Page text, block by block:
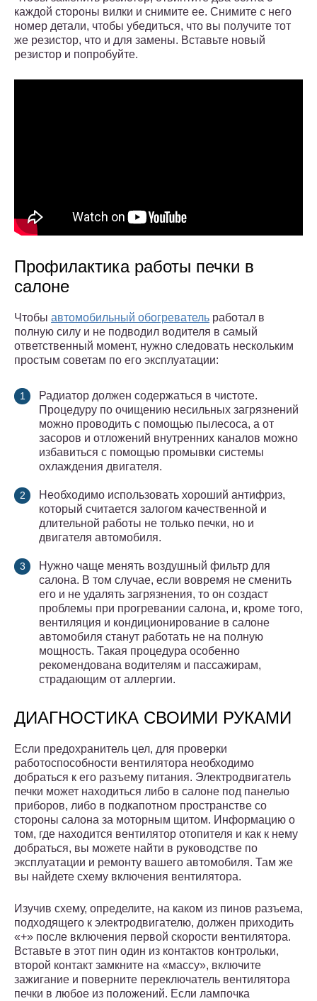
каждой стороны вилки и снимите ее. Снимите с него
номер детали, чтобы убедиться, что вы получите тот
же резистор, что и для замены. Вставьте новый
резистор и попробуйте.
Профилактика работы печки в
салоне
Чтобы автомобильный обогреватель работал в
полную силу и не подводил водителя в самый
ответственный момент, нужно следовать нескольким
простым советам по его эксплуатации:
Радиатор должен содержаться в чистоте.
Процедуру по очищению несильных загрязнений
можно проводить с помощью пылесоса, а от
засоров и отложений внутренних каналов можно
избавиться с помощью промывки системы
охлаждения двигателя.
Необходимо использовать хороший антифриз,
который считается залогом качественной и
длительной работы не только печки, но и
двигателя автомобиля.
Нужно чаще менять воздушный фильтр для
салона. В том случае, если вовремя не сменить
его и не удалять загрязнения, то он создаст
проблемы при прогревании салона, и, кроме того,
вентиляция и кондиционирование в салоне
автомобиля станут работать не на полную
мощность. Такая процедура особенно
рекомендована водителям и пассажирам,
страдающим от аллергии.
ДИАГНОСТИКА СВОИМИ РУКАМИ
Если предохранитель цел, для проверки
работоспособности вентилятора необходимо
добраться к его разъему питания. Электродвигатель
печки может находиться либо в салоне под панелью
приборов, либо в подкапотном пространстве со
стороны салона за моторным щитом. Информацию о
том, где находится вентилятор отопителя и как к нему
добраться, вы можете найти в руководстве по
эксплуатации и ремонту вашего автомобиля. Там же
вы найдете схему включения вентилятора.
Изучив схему, определите, на каком из пинов разъема,
подходящего к электродвигателю, должен приходить
«+» после включения первой скорости вентилятора.
Вставьте в этот пин один из контактов контрольки,
второй контакт замкните на «массу», включите
зажигание и поверните переключатель вентилятора
печки в любое из положений. Если лампочка